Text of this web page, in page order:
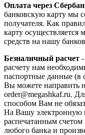
Оплата через
банковскую карту мы
получателя. Как
карту
средств на нашу
Безналичный расчет
расчету нам
паспортные данные (в
Вы можете направить
order@megashkaf.ru.
способом Вам не
На Вашу электронную
распечатанным
любого банка и